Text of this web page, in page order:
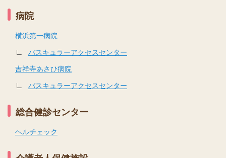
病院
横浜第一病院
∟ バスキュラーアクセスセンター
吉祥寺あさひ病院
∟ バスキュラーアクセスセンター
総合健診センター
ヘルチェック